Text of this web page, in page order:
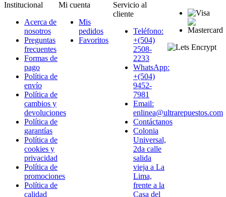
Institucional
Acerca de
nosotros
Preguntas
frecuentes
Formas de
pago
Política de
envío
Política de
cambios y
devoluciones
Política de
garantías
Política de
cookies y
privacidad
Política de
promociones
Política de
calidad
Mi cuenta
Mis
pedidos
Favoritos
Servicio al
cliente
Teléfono:
+(504)
2508-
2233
WhatsApp:
+(504)
9452-
7981
Email:
enlinea@ultrarepuestos.com
Contáctanos
Colonia
Universal,
2da calle
salida
vieja a La
Lima,
frente a la
Casa del